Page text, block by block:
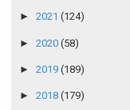
► 2021 (124)
► 2020 (58)
► 2019 (189)
► 2018 (179)